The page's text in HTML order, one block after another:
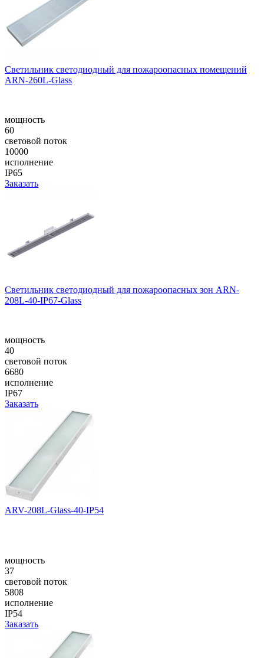
Cветильник светодиодный для пожароопасных помещений
ARN-260L-Glass
мощность
60
световой поток
10000
исполнение
IP65
Заказать
Светильник светодиодный для пожароопасных зон ARN-
208L-40-IP67-Glass
мощность
40
световой поток
6680
исполнение
IP67
Заказать
ARV-208L-Glass-40-IP54
мощность
37
световой поток
5808
исполнение
IP54
Заказать